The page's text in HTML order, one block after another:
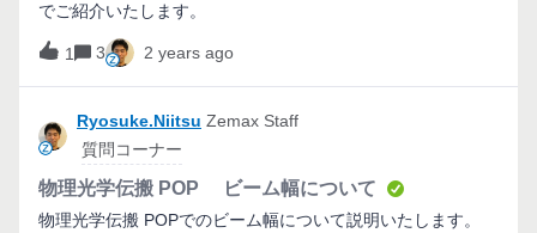
でご紹介いたします。
1 3 2 years ago
Ryosuke.Niitsu Zemax Staff
質問コーナー
物理光学伝搬 POP ビーム幅について
物理光学伝搬 POPでのビーム幅について説明いたします。